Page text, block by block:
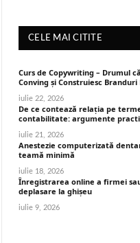
CELE MAI CITITE
Curs de Copywriting – Drumul
Conving și Construiesc
iulie 22, 2026
De ce contează relația pe
contabilitate: argumente
iulie 21, 2026
Anestezie computerizată
teamă minimă
iulie 18, 2026
Înregistrarea online a firmei
deplasare la ghișeu
iulie 9, 2026